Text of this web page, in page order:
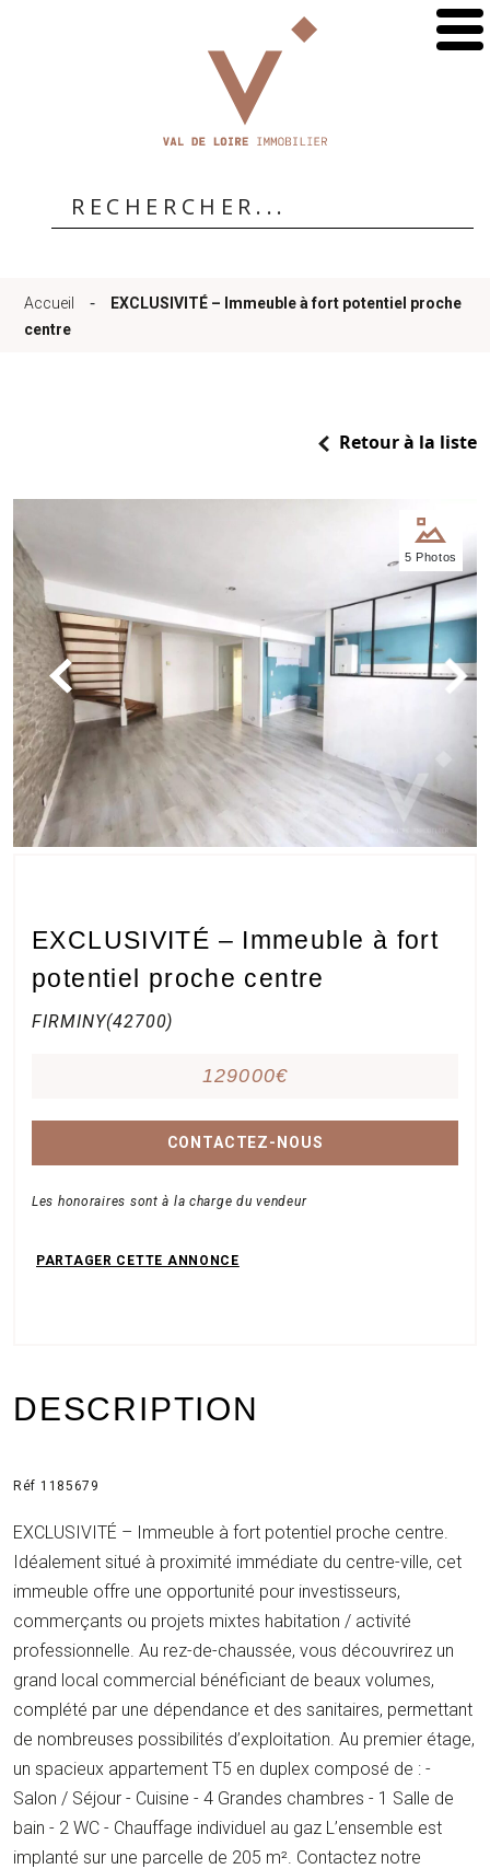
Accueil -
EXCLUSIVITÉ – Immeuble à fort potentiel proche
centre
Retour à la liste
EXCLUSIVITÉ – Immeuble à fort
potentiel proche centre
FIRMINY(42700)
129000€
CONTACTEZ-NOUS
Les honoraires sont à la charge du vendeur
5 Photos
DESCRIPTION
Réf 1185679
EXCLUSIVITÉ – Immeuble à fort potentiel proche centre.
Idéalement situé à proximité immédiate du centre-ville, cet
immeuble offre une opportunité pour investisseurs,
commerçants ou projets mixtes habitation / activité
professionnelle. Au rez-de-chaussée, vous découvrirez un
grand local commercial bénéficiant de beaux volumes,
complété par une dépendance et des sanitaires, permettant
de nombreuses possibilités d’exploitation. Au premier étage,
un spacieux appartement T5 en duplex composé de : -
Salon / Séjour - Cuisine - 4 Grandes chambres - 1 Salle de
bain - 2 WC - Chauffage individuel au gaz L’ensemble est
implanté sur une parcelle de 205 m². Contactez notre
nous
Nos
bureaux
Services
Biens
immobiliers